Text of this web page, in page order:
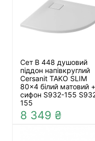
Сет B 448 душовий
піддон напівкруглий
Cersanit TAKO SLIM
80x4 білий матовий +
сифон S932-155
155
8 349 ₴